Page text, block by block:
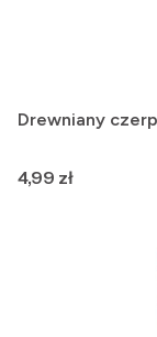
Drewniany
Cena
4,99 zł